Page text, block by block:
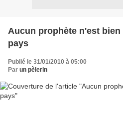
Aucun prophète n'est
pays
Publié le 31/01/2010 à 05:00
Par un pèlerin